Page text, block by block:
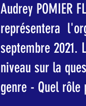
Audrey POMIER
représentera
septembre 2021.
niveau sur la
genre - Quel rôle